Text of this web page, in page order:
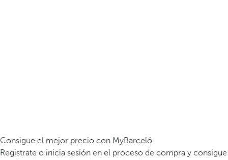
Consigue el mejor precio con MyBarceló
Registrate o inicia sesión en el proceso de compra y consigue